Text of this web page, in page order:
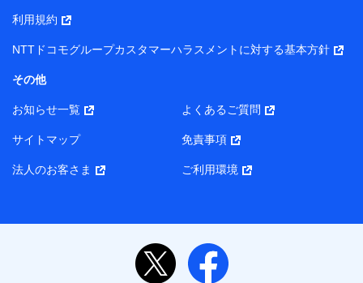
株式会社NTTドコモ・フィナンシャルグループ 代表取締役
社長 廣井 孝史
東京都中央区日本橋人形町2-14-10 アーバンネット日本橋
株式会社ドコモ・インシュアランス 代表取締役社長 吉
村 忠義
また当社は、オンライン面談による保険のご相談にあたっ
氏名、生年月日、住所、メールアドレス、電話番号、個
利用規約
NTTドコモグループカスタマーハラスメントに対する基本方針
その他
お知らせ一覧 よくあるご質問
サイトマップ 免責事項
法人のお客さま ご利用環境